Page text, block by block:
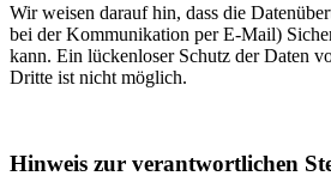
Wir weisen darauf hin, dass die
bei der Kommunikation per E-Mail)
kann. Ein lückenloser Schutz der Daten
Dritte ist nicht möglich.
Hinweis zur verantwortlichen